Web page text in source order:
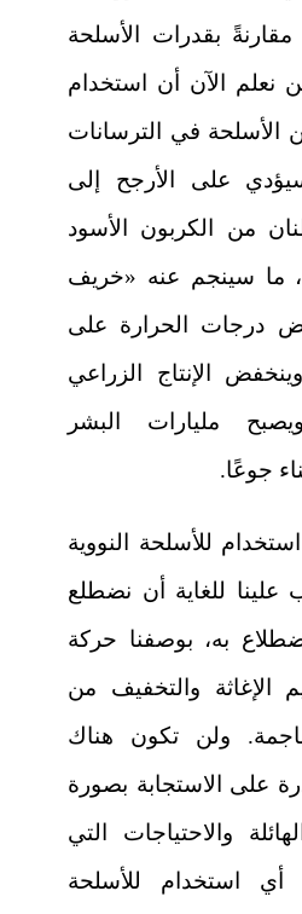
مقارنةً بقدرات الأسلحة
نعلم الآن أن استخدام
في الترسانات
سيؤدي على الأرجح إلى
من الكربون الأسود
ما سينجم عنه «خريف
درجات الحرارة على
الإنتاج الزراعي
مليارات البشر
جوعًا.
للأسلحة النووية
للغاية أن نضطلع
به، بوصفنا حركة
الإغاثة والتخفيف من
ولن تكون هناك
على الاستجابة بصورة
والاحتياجات التي
استخدام للأسلحة